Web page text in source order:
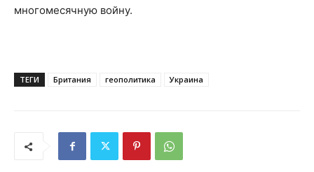
многомесячную войну.
ТЕГИ Британия геополитика Украина